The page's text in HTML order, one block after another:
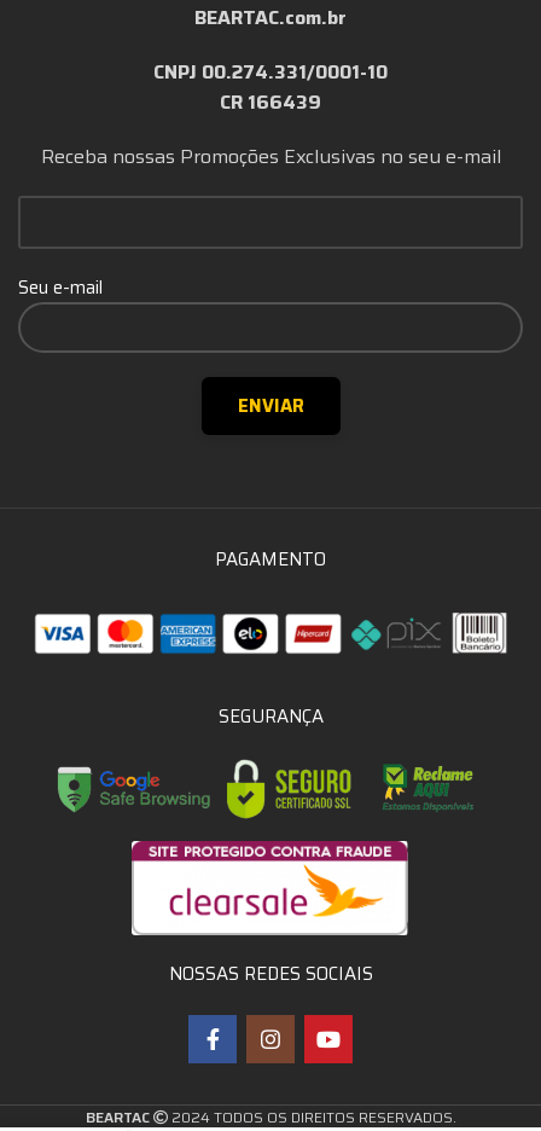
BEARTAC.com.br
CNPJ 00.274.331/0001-10
CR 166439
Receba nossas Promoções Exclusivas no seu e-mail
Seu e-mail
PAGAMENTO
SEGURANÇA
NOSSAS REDES SOCIAIS
BEARTAC 2024 TODOS OS DIREITOS RESERVADOS.